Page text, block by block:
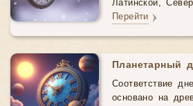
Латинской,
Перейти
Планетарный
Соответствие
основано на